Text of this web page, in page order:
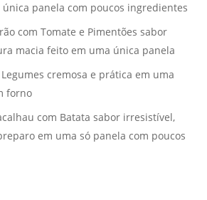
panela com poucos ingredientes
com Tomate e Pimentões sabor
macia feito em uma única panela
cremosa e prática em uma
forno
com Batata sabor irresistível,
em uma só panela com poucos